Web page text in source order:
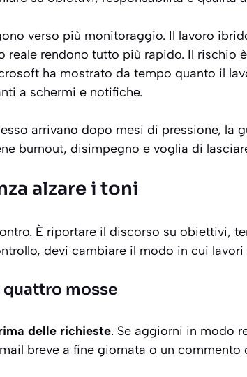
verso più monitoraggio. Il lavoro
reale rendono tutto più rapido. Il rischio
ha mostrato da tempo quanto il
a schermi e notifiche.
arrivano dopo mesi di pressione, la
burnout, disimpegno e voglia di
alzare i toni
È riportare il discorso su obiettivi,
devi cambiare il modo in cui lavori
mosse
delle richieste. Se aggiorni in modo
breve a fine giornata o un commento